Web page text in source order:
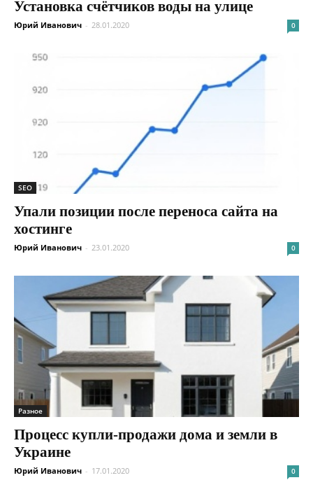
Установка счётчиков воды на улице
Юрий Иванович - 28.01.2020 0
SEO
Упали позиции после переноса сайта на
хостинге
Юрий Иванович - 23.01.2020 0
Разное
Процесс купли-продажи дома и земли в
Украине
Юрий Иванович - 17.01.2020 0